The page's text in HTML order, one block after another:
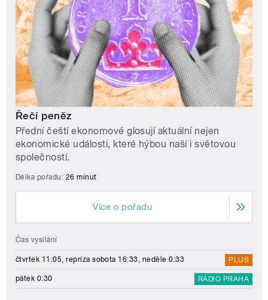
Řečí peněz
Přední čeští ekonomové glosují aktuální nejen
ekonomické události, které hýbou naší i světovou
společností.
Délka pořadu: 26 minut
Více o pořadu
Čas vysílání
čtvrtek 11:05, repríza sobota 16:33, neděle 0:33 PLUS
pátek 0:30 RÁDIO PRAHA